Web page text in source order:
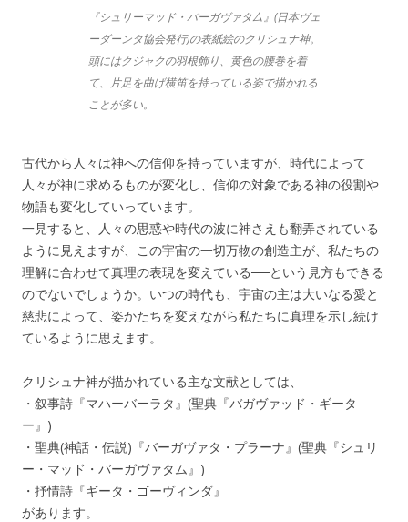
『シュリーマッド・バーガヴァタ厶』(日本ヴェ
ーダーンタ協会発行)の表紙絵のクリシュナ神。
頭にはクジャクの羽根飾り、黄色の腰巻を着
て、片足を曲げ横笛を持っている姿で描かれる
ことが多い。
古代から人々は神への信仰を持っていますが、時代によって
人々が神に求めるものが変化し、信仰の対象である神の役割や
物語も変化していっています。
一見すると、人々の思惑や時代の波に神さえも翻弄されている
ように見えますが、この宇宙の一切万物の創造主が、私たちの
理解に合わせて真理の表現を変えている──という見方もできる
のでないでしょうか。いつの時代も、宇宙の主は大いなる愛と
慈悲によって、姿かたちを変えながら私たちに真理を示し続け
ているように思えます。
クリシュナ神が描かれている主な文献としては、
・叙事詩『マハーバーラタ』(聖典『バガヴァッド・ギータ
ー』)
・聖典(神話・伝説)『バーガヴァタ・プラーナ』(聖典『シュリ
ー・マッド・バーガヴァタム』)
・抒情詩『ギータ・ゴーヴィンダ』
があります。